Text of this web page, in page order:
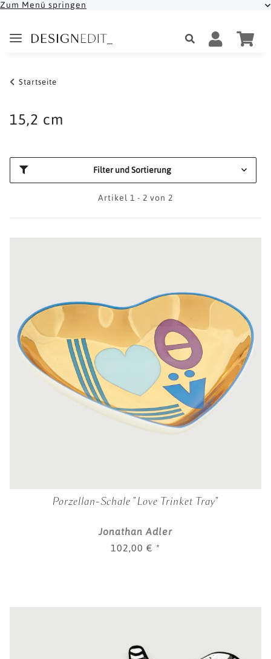
Zum Menü springen
Startseite
15,2 cm
Filter und Sortierung
Artikel 1 - 2 von 2
Porzellan-Schale "Love Trinket Tray"
Jonathan Adler
102,00 € *